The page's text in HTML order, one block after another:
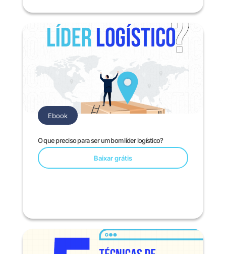
O que preciso para ser um bom líder logístico?
Baixar grátis
Ebook